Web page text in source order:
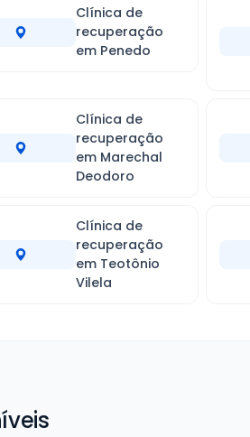
Clínica de
recuperação
em Penedo
Clínica de
recuperação
em Marechal
Deodoro
Clínica de
recuperação
em Teotônio
Vilela